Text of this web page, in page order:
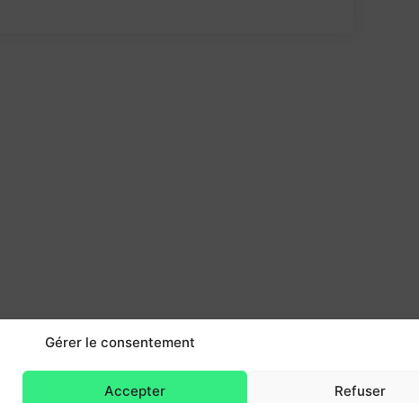
Gérer le consentement
Accepter Refuser